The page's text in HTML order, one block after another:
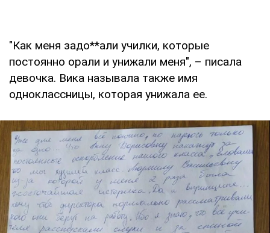
"Как меня задо**али училки, которые
постоянно орали и унижали меня", – писала
девочка. Вика называла также имя
одноклассницы, которая унижала ее.